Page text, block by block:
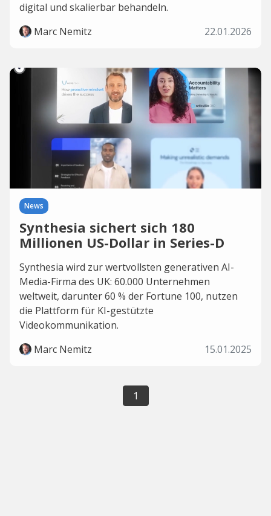
digital und skalierbar behandeln.
Marc Nemitz
22.01.2026
News
Synthesia sichert sich 180
Millionen US-Dollar in Series-D
Synthesia wird zur wertvollsten generativen AI-
Media-Firma des UK: 60.000 Unternehmen
weltweit, darunter 60 % der Fortune 100, nutzen
die Plattform für KI-gestützte
Videokommunikation.
Marc Nemitz
15.01.2025
1